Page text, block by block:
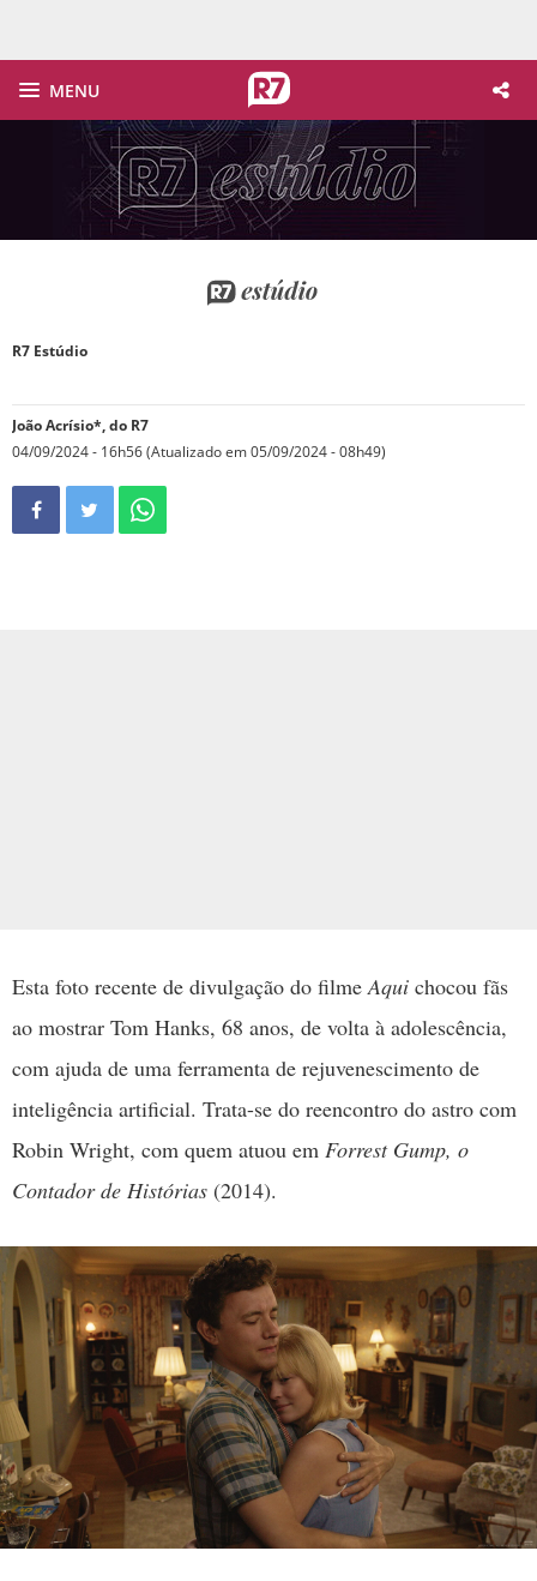
MENU
quadrinhos
esquecidos em imagens atraentes para formar os novos leitores
R7 Estúdio
João Acrísio*, do R7
04/09/2024 - 16h56 (Atualizado em 05/09/2024 - 08h49)
Esta foto recente de divulgação do filmeAqui chocou fãs
ao mostrar Tom Hanks, 68 anos, de volta à adolescência,
com ajuda de uma ferramenta de rejuvenescimento de
inteligência artificial. Trata-se do reencontro do astro com
Robin Wright, com quem atuou em Forrest Gump, o
Contador de Histórias (2014).